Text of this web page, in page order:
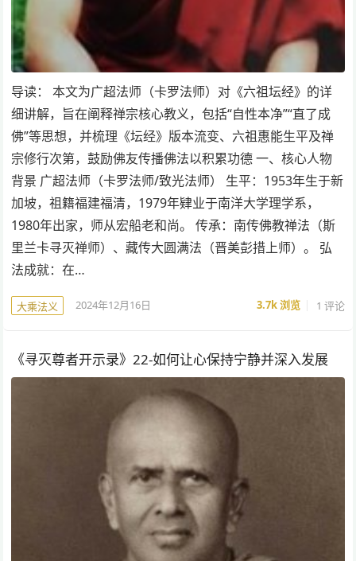
导读： 本文为广超法师（卡罗法师）对《六祖坛经》的详
细讲解，旨在阐释禅宗核心教义，包括“自性本净”“直了成
佛”等思想，并梳理《坛经》版本流变、六祖惠能生平及禅
宗修行次第，鼓励佛友传播佛法以积累功德 一、核心人物
背景 广超法师（卡罗法师/致光法师） 生平：1953年生于新
加坡，祖籍福建福清，1979年肄业于南洋大学理学系，
1980年出家，师从宏船老和尚。 传承：南传佛教禅法（斯
里兰卡寻灭禅师）、藏传大圆满法（晋美彭措上师）。 弘
法成就：在…
大乘法义 2024年12月16日 3.7k浏览 1 评论
《寻灭尊者开示录》22-如何让心保持宁静并深入发展